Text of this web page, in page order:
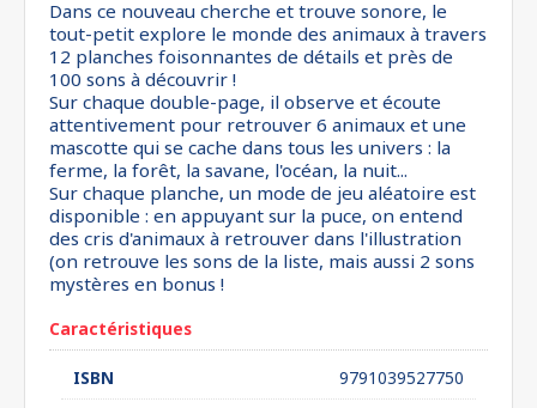
Dans ce nouveau cherche et trouve sonore, le
tout-petit explore le monde des animaux à travers
12 planches foisonnantes de détails et près de
100 sons à découvrir !
Sur chaque double-page, il observe et écoute
attentivement pour retrouver 6 animaux et une
mascotte qui se cache dans tous les univers : la
ferme, la forêt, la savane, l'océan, la nuit...
Sur chaque planche, un mode de jeu aléatoire est
disponible : en appuyant sur la puce, on entend
des cris d'animaux à retrouver dans l'illustration
(on retrouve les sons de la liste, mais aussi 2 sons
mystères en bonus !
Caractéristiques
ISBN
9791039527750